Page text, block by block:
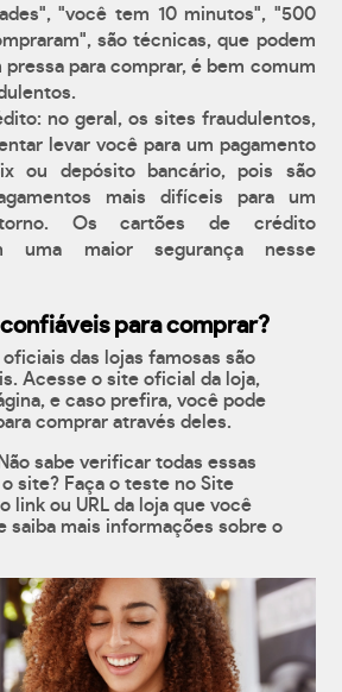
"você tem 10 minutos", "500
são técnicas, que podem
para comprar, é bem comum
no geral, os sites fraudulentos,
levar você para um pagamento
ou depósito bancário, pois são
mais difíceis para um
Os cartões de crédito
uma maior segurança nesse
para comprar?
das lojas famosas são
Acesse o site oficial da loja,
e caso prefira, você pode
comprar através deles.
sabe verificar todas essas
site? Faça o teste no Site
link ou URL da loja que você
saiba mais informações sobre o